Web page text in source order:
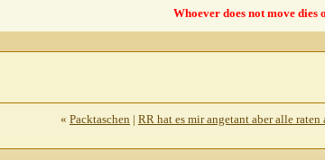
09:44
Whoever does not move dies
« Packtaschen | RR hat es mir angetant aber alle raten